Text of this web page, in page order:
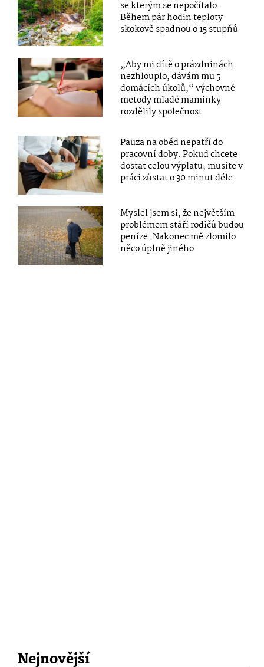
se kterým se nepočítalo.
Během pár hodin teploty
skokově spadnou o 15 stupňů
„Aby mi dítě o prázdninách
nezhlouplo, dávám mu 5
domácích úkolů,“ výchovné
metody mladé maminky
rozdělily společnost
Pauza na oběd nepatří do
pracovní doby. Pokud chcete
dostat celou výplatu, musíte v
práci zůstat o 30 minut déle
Myslel jsem si, že největším
problémem stáří rodičů budou
peníze. Nakonec mě zlomilo
něco úplně jiného
Nejnovější